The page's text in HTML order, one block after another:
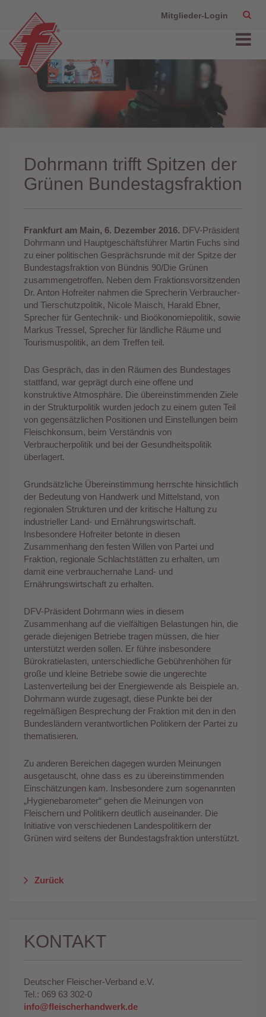
Mitglieder-Login
Dohrmann trifft Spitzen der
Grünen Bundestagsfraktion
Frankfurt am Main, 6. Dezember 2016. DFV-Präsident
Dohrmann und Hauptgeschäftsführer Martin Fuchs sind
zu einer politischen Gesprächsrunde mit der Spitze der
Bundestagsfraktion von Bündnis 90/Die Grünen
zusammengetroffen. Neben dem Fraktionsvorsitzenden
Dr. Anton Hofreiter nahmen die Sprecherin Verbraucher-
und Tierschutzpolitik, Nicole Maisch, Harald Ebner,
Sprecher für Gentechnik- und Bioökonomiepolitik, sowie
Markus Tressel, Sprecher für ländliche Räume und
Tourismuspolitik, an dem Treffen teil.
Das Gespräch, das in den Räumen des Bundestages
stattfand, war geprägt durch eine offene und
konstruktive Atmosphäre. Die übereinstimmenden Ziele
in der Strukturpolitik wurden jedoch zu einem guten Teil
von gegensätzlichen Positionen und Einstellungen beim
Fleischkonsum, beim Verständnis von
Verbraucherpolitik und bei der Gesundheitspolitik
überlagert.
Grundsätzliche Übereinstimmung herrschte hinsichtlich
der Bedeutung von Handwerk und Mittelstand, von
regionalen Strukturen und der kritische Haltung zu
industrieller Land- und Ernährungswirtschaft.
Insbesondere Hofreiter betonte in diesen
Zusammenhang den festen Willen von Partei und
Fraktion, regionale Schlachtstätten zu erhalten, um
damit eine verbrauchernahe Land- und
Ernährungswirtschaft zu erhalten.
DFV-Präsident Dohrmann wies in diesem
Zusammenhang auf die vielfältigen Belastungen hin, die
gerade diejenigen Betriebe tragen müssen, die hier
unterstützt werden sollen. Er führe insbesondere
Bürokratielasten, unterschiedliche Gebührenhöhen für
große und kleine Betriebe sowie die ungerechte
Lastenverteilung bei der Energiewende als Beispiele an.
Dohrmann wurde zugesagt, diese Punkte bei der
regelmäßigen Besprechung der Fraktion mit den in den
Bundesländern verantwortlichen Politikern der Partei zu
thematisieren.
Zu anderen Bereichen dagegen wurden Meinungen
ausgetauscht, ohne dass es zu übereinstimmenden
Einschätzungen kam. Insbesondere zum sogenannten
„Hygienebarometer“ gehen die Meinungen von
Fleischern und Politikern deutlich auseinander. Die
Initiative von verschiedenen Landespolitikern der
Grünen wird seitens der Bundestagsfraktion unterstützt.
Zurück
KONTAKT
Deutscher Fleischer-Verband e.V.
Tel.: 069 63 302-0
info@fleischerhandwerk.de